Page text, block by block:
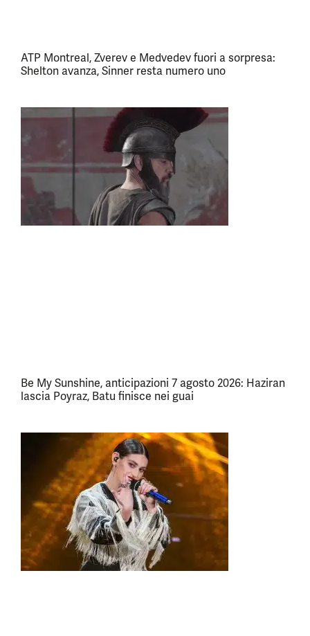
ATP Montreal, Zverev e Medvedev fuori a sorpresa:
Shelton avanza, Sinner resta numero uno
Be My Sunshine, anticipazioni 7 agosto 2026: Haziran
lascia Poyraz, Batu finisce nei guai